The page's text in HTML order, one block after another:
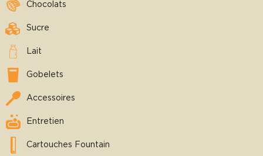
Chocolats
Sucre
Lait
Gobelets
Accessoires
Entretien
Cartouches Fountain